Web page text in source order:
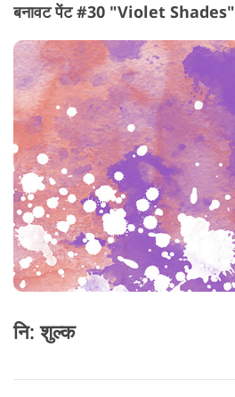
बनावट पेंट #30 "Violet Shades"
नि: शुल्क